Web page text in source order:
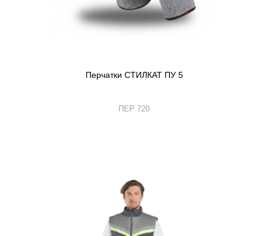
Перчатки СТИЛКАТ ПУ 5
ПЕР 720